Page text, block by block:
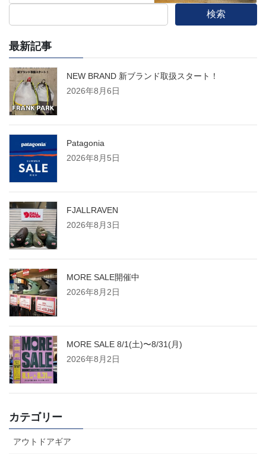
検索
最新記事
NEW BRAND 新ブランド取扱スタート！
2026年8月6日
Patagonia
2026年8月5日
FJALLRAVEN
2026年8月3日
MORE SALE開催中
2026年8月2日
MORE SALE 8/1(土)〜8/31(月)
2026年8月2日
カテゴリー
アウトドアギア